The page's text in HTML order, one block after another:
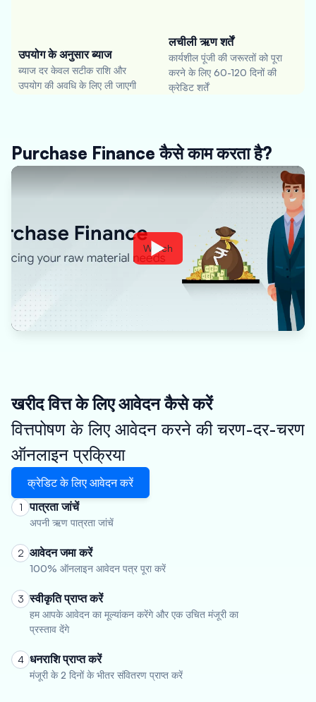
उपयोग के अनुसार ब्याज
ब्याज दर केवल सटीक राशि और
उपयोग की अवधि के लिए ली जाएगी
लचीली ऋण शर्तें
कार्यशील पूंजी की जरूरतों को पूरा
करने के लिए 60-120 दिनों की
क्रेडिट शर्तें
Purchase Finance कैसे काम करता है?
Watch
खरीद वित्त के लिए आवेदन कैसे करें
वित्तपोषण के लिए आवेदन करने की चरण-दर-चरण
ऑनलाइन प्रक्रिया
क्रेडिट के लिए आवेदन करें
1 पात्रता जांचें
अपनी ऋण पात्रता जांचें
2 आवेदन जमा करें
100% ऑनलाइन आवेदन पत्र पूरा करें
3 स्वीकृति प्राप्त करें
हम आपके आवेदन का मूल्यांकन करेंगे और एक उचित मंजूरी का
प्रस्ताव देंगे
4 धनराशि प्राप्त करें
मंजूरी के 2 दिनों के भीतर संवितरण प्राप्त करें